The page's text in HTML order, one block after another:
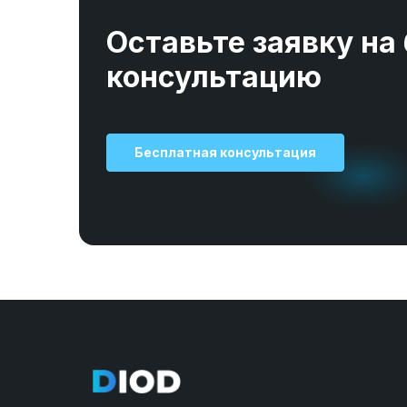
Оставьте заявку
консультацию
Бесплатная консультация